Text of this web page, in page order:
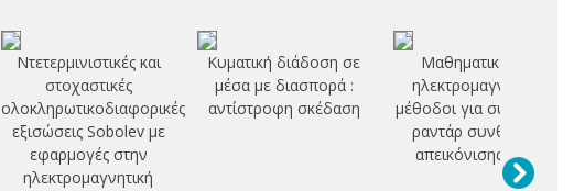
Ντετερμινιστικές και
στοχαστικές
ολοκληρωτικοδιαφορικές
εξισώσεις Sobolev με
εφαρμογές στην
ηλεκτρομαγνητική
Κυματική διάδοση σε
μέσα με διασπορά :
αντίστροφη σκέδαση
Μαθηματικές και
ηλεκτρομαγνητικές
μέθοδοι για συστήματα
ραντάρ συνθετικής
απεικόνισης (SAR)